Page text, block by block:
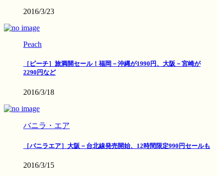
2016/3/23
Peach
［ピーチ］旅満開セール！福岡－沖縄が1990円、大阪－宮崎が
2290円など
2016/3/18
バニラ・エア
［バニラエア］大阪－台北線発売開始、12時間限定990円セールも
2016/3/15